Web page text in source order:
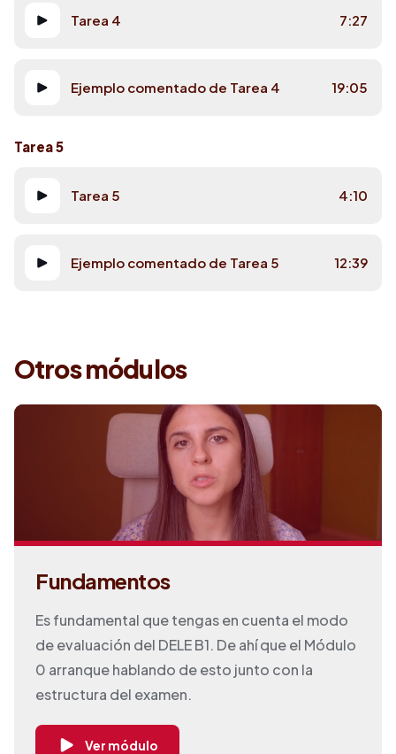
Tarea 4 7:27
Ejemplo comentado de Tarea 4 19:05
Tarea 5
Tarea 5 4:10
Ejemplo comentado de Tarea 5 12:39
Otros módulos
Fundamentos
Es fundamental que tengas en cuenta el modo
de evaluación del DELE B1. De ahí que el Módulo
0 arranque hablando de esto junto con la
estructura del examen.
Ver módulo